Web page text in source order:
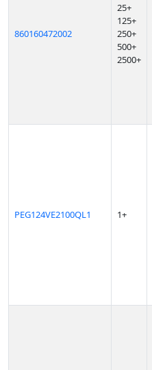
860160472002
25+
125+
250+
500+
2500+
PEG124VE2100QL1 1+